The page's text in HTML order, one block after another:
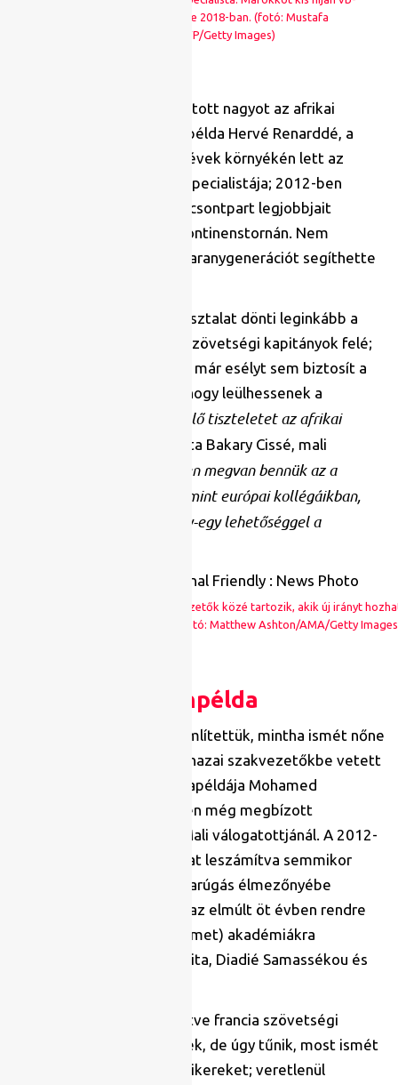
nyolcaddöntőbe vezette 2018-ban. (fotó: Mustafa
Abumunes/AFP/Getty Images)
Számos európai edző alkotott nagyot az afrikai
kontinensen, a legfrisseb példa Hervé Renarddé, a
francia mester a 2010-es évek környékén lett az
afrikai nemzeti csapatok specialistája; 2012-ben
Zambia, 2015-ben Elefántcsontpart legjobbjait
vezette végső sikerig a kontinenstornán. Nem
mellesleg előtte a ghánai aranygenerációt segíthette
A szakmai tudás és a tapasztalat dönti leginkább a
mérleg nyelvét a külföldi szövetségi kapitányok felé;
éppen ezért több nemzet már esélyt sem biztosít a
kontinensen belülieknek, hogy leülhessenek a
„Nem kapnak kellő tiszteletet az afrikai
– magyarázta Bakary Cissé, mali
Ha adott esetben megvan bennük az a
kvalitás és szakmai tudás, mint európai kollégáikban,
akkor sem képesek élni egy-egy lehetőséggel a
Magassouba az olyan szakvezetők közé tartozik, akik új irányt
(fotó: Matthew Ashton/AMA/Getty
Ellenpélda
Amint azonban fentebb említettük, mintha ismét nőne
a szövetségek részéről a hazai szakvezetőkbe vetett
bizalom, ennek ékes mintapéldája Mohamed
Magassouba, akit 2017-ben még megbízott
mesterként neveztek ki Mali válogatottjánál. A 2012-
es és ’13-as ANK-bronzokat leszámítva semmikor
nem tudott az afrikai labdarúgás élmezőnyébe
tartozni az ország, holott az elmúlt öt évben rendre
kerültek innen európai (német) akadémiákra
tehetségek, mint Naby Keita, Diadié Samassékou és
Korábban volt lengyel, illetve francia szövetségi
kapitánya is az együttesnek, de úgy tűnik, most ismét
egy mali edző hozza el a sikereket; veretlenül